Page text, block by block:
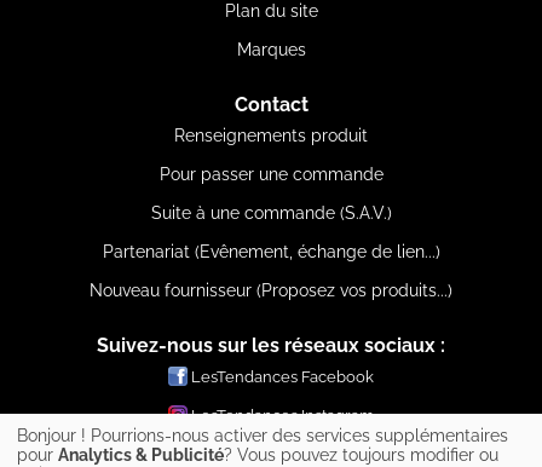
Plan du site
Marques
Contact
Renseignements produit
Pour passer une commande
Suite à une commande (S.A.V.)
Partenariat (Evênement, échange de lien...)
Nouveau fournisseur (Proposez vos produits...)
Suivez-nous sur les réseaux sociaux :
LesTendances Facebook
LesTendances Instagram
LesTendances Pinterest
Bonjour ! Pourrions-nous activer des services supplémentaires
pour Analytics & Publicité? Vous pouvez toujours modifier ou